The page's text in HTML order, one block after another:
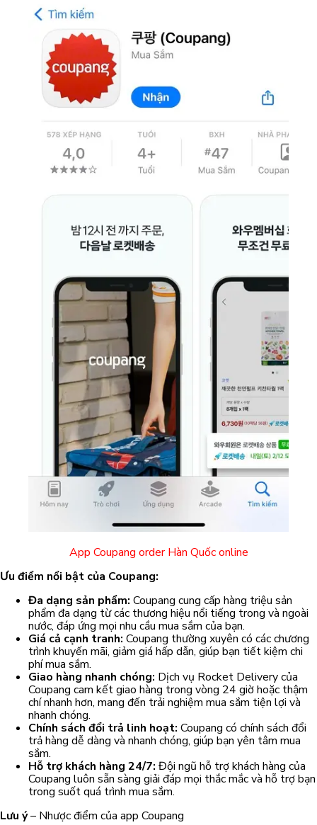
App Coupang order Hàn Quốc online
Ưu điểm nổi bật của Coupang:
Đa dạng sản phẩm: Coupang cung cấp hàng triệu sản
phẩm đa dạng từ các thương hiệu nổi tiếng trong và ngoài
nước, đáp ứng mọi nhu cầu mua sắm của bạn.
Giá cả cạnh tranh: Coupang thường xuyên có các chương
trình khuyến mãi, giảm giá hấp dẫn, giúp bạn tiết kiệm chi
phí mua sắm.
Giao hàng nhanh chóng: Dịch vụ Rocket Delivery của
Coupang cam kết giao hàng trong vòng 24 giờ hoặc thậm
chí nhanh hơn, mang đến trải nghiệm mua sắm tiện lợi và
nhanh chóng.
Chính sách đổi trả linh hoạt: Coupang có chính sách đổi
trả hàng dễ dàng và nhanh chóng, giúp bạn yên tâm mua
sắm.
Hỗ trợ khách hàng 24/7: Đội ngũ hỗ trợ khách hàng của
Coupang luôn sẵn sàng giải đáp mọi thắc mắc và hỗ trợ bạn
trong suốt quá trình mua sắm.
Lưu ý– Nhược điểm của app Coupang